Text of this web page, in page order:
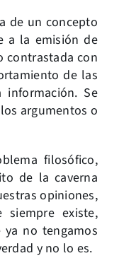
de un concepto
a la emisión de
contrastada con
de las
información. Se
argumentos o
filosófico,
de la caverna
opiniones,
existe,
no tengamos
y no lo es.